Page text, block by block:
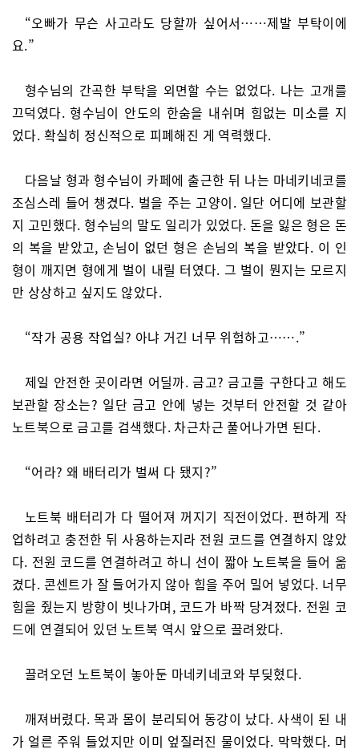
“오빠가 무슨 사고라도 당할까 싶어서……제발 부탁이에
요.”
형수님의 간곡한 부탁을 외면할 수는 없었다. 나는 고개를
끄덕였다. 형수님이 안도의 한숨을 내쉬며 힘없는 미소를 지
었다. 확실히 정신적으로 피폐해진 게 역력했다.
다음날 형과 형수님이 카페에 출근한 뒤 나는 마네키네코를
조심스레 들어 챙겼다. 벌을 주는 고양이. 일단 어디에 보관할
지 고민했다. 형수님의 말도 일리가 있었다. 돈을 잃은 형은 돈
의 복을 받았고, 손님이 없던 형은 손님의 복을 받았다. 이 인
형이 깨지면 형에게 벌이 내릴 터였다. 그 벌이 뭔지는 모르지
만 상상하고 싶지도 않았다.
“작가 공용 작업실? 아냐 거긴 너무 위험하고…….”
제일 안전한 곳이라면 어딜까. 금고? 금고를 구한다고 해도
보관할 장소는? 일단 금고 안에 넣는 것부터 안전할 것 같아
노트북으로 금고를 검색했다. 차근차근 풀어나가면 된다.
“어라? 왜 배터리가 벌써 다 됐지?”
노트북 배터리가 다 떨어져 꺼지기 직전이었다. 편하게 작
업하려고 충전한 뒤 사용하는지라 전원 코드를 연결하지 않았
다. 전원 코드를 연결하려고 하니 선이 짧아 노트북을 들어 옮
겼다. 콘센트가 잘 들어가지 않아 힘을 주어 밀어 넣었다. 너무
힘을 줬는지 방향이 빗나가며, 코드가 바짝 당겨졌다. 전원 코
드에 연결되어 있던 노트북 역시 앞으로 끌려왔다.
끌려오던 노트북이 놓아둔 마네키네코와 부딪혔다.
깨져버렸다. 목과 몸이 분리되어 동강이 났다. 사색이 된 내
가 얼른 주워 들었지만 이미 엎질러진 물이었다. 막막했다. 머